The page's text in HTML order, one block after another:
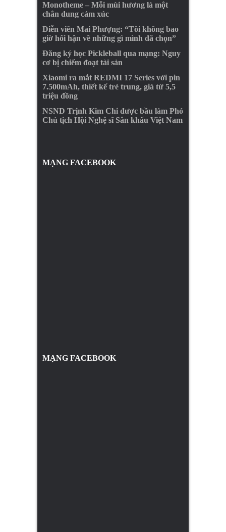
Monotheme – Mỗi mùi hương là một
chân dung cảm xúc
Diễn viên Mai Phượng: “Tôi không bao
giờ hối hận về những gì mình đã chọn”
Đăng ký học Pickleball qua mạng: Nguy
cơ bị chiếm đoạt tài sản
Xiaomi ra mắt REDMI 17 Series với pin
7.500mAh, thiết kế trẻ trung, giá từ 5,5
triệu đồng
NSND Trịnh Kim Chi được bầu làm Phó
Chủ tịch Hội Nghệ sĩ Sân khấu Việt Nam
MẠNG FACEBOOK
MẠNG FACEBOOK